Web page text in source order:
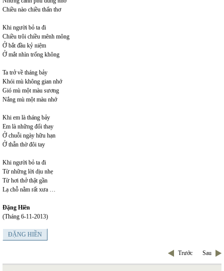
Chiều nào chiều thẩn thơ
Khi người bỏ ta đi
Chiều trôi chiều mênh mông
Ở bắt đầu kỷ niệm
Ở mắt nhìn trống không
Ta trở về tháng bảy
Khói mù không gian nhớ
Gió mù một màu sương
Nắng mù một màu nhớ
Khi em là tháng bảy
Em là những đổi thay
Ở chuỗi ngày hữu hạn
Ở thẫn thờ đôi tay
Khi người bỏ ta đi
Từ những lời dịu nhẹ
Từ hơi thở thật gần
Lạ chỗ nằm rất xưa …
Đặng Hiền
(Tháng 6-11-2013)
ĐẶNG HIỀN
Trước Sau